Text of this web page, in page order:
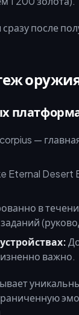
после
—
в
важно.